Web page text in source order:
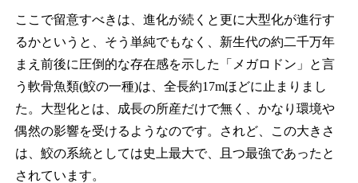
ここで留意すべきは、進化が続くと更に大型化が進行す
るかというと、そう単純でもなく、新生代の約二千万年
まえ前後に圧倒的な存在感を示した「メガロドン」と言
う軟骨魚類(鮫の一種)は、全長約17mほどに止まりまし
た。大型化とは、成長の所産だけで無く、かなり環境や
偶然の影響を受けるようなのです。されど、この大きさ
は、鮫の系統としては史上最大で、且つ最強であったと
されています。